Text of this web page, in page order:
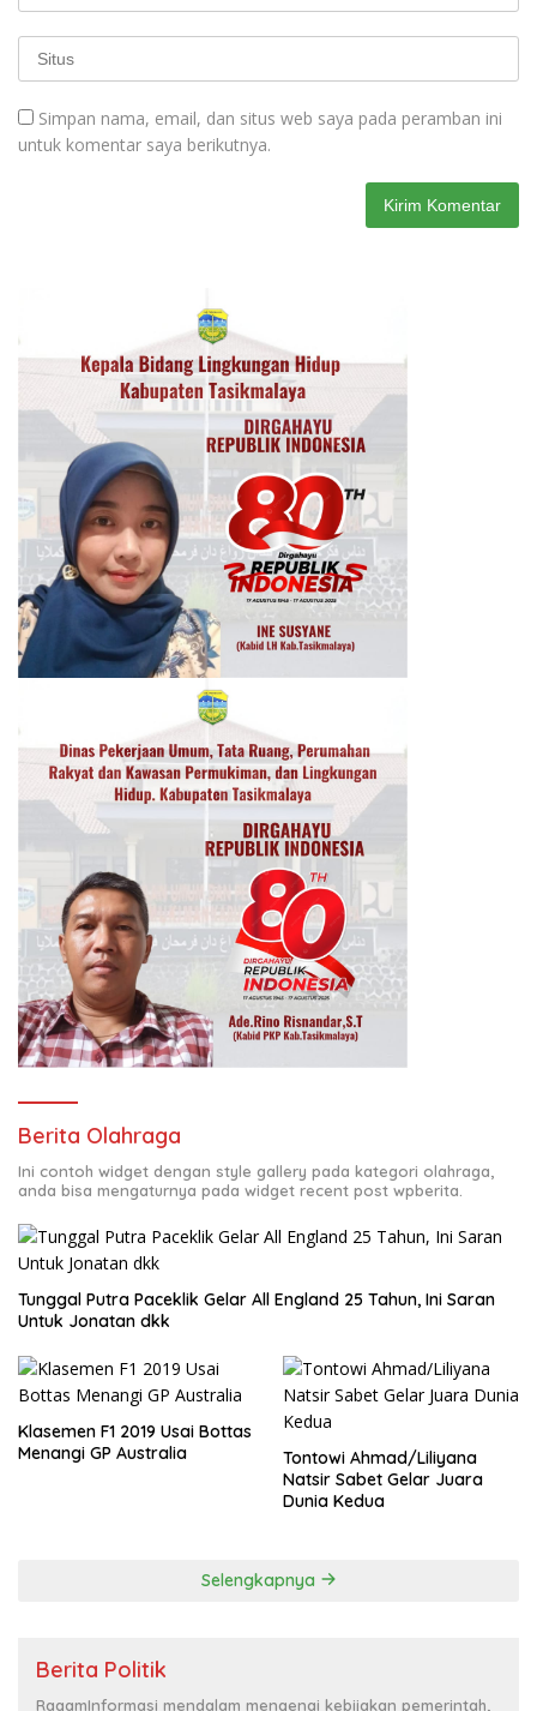
Simpan nama, email, dan situs web saya pada peramban ini
untuk komentar saya berikutnya.
Berita Olahraga
Ini contoh widget dengan style gallery pada kategori olahraga,
anda bisa mengaturnya pada widget recent post wpberita.
Tunggal Putra Paceklik Gelar All England 25 Tahun, Ini Saran
Untuk Jonatan dkk
Klasemen F1 2019 Usai Bottas
Menangi GP Australia
Tontowi Ahmad/Liliyana
Natsir Sabet Gelar Juara
Dunia Kedua
Selengkapnya
Berita Politik
RagamInformasi mendalam mengenai kebijakan pemerintah,